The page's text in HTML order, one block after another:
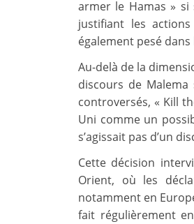
armer le Hamas »
justifiant les
également pesé dans
Au-delà de la
discours de
controversés, « Kill
Uni comme un
s’agissait pas d’un
Cette décision
Orient, où les
notamment en
fait régulièrement